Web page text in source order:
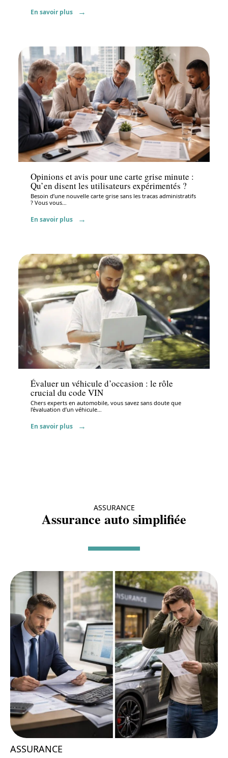
En savoir plus
Administratif
Opinions et avis pour une carte grise minute :
Qu’en disent les utilisateurs expérimentés ?
Besoin d’une nouvelle carte grise sans les tracas administratifs
? Vous vous
En savoir plus
Administratif
Évaluer un véhicule d’occasion : le rôle
crucial du code VIN
Chers experts en automobile, vous savez sans doute que
l’évaluation d’un véhicule…
En savoir plus
ASSURANCE
Assurance auto simplifiée
ASSURANCE